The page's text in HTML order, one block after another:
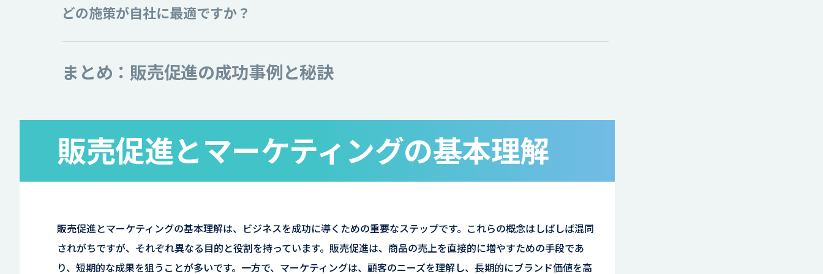
どの施策が自社に最適ですか？
まとめ：販売促進の成功事例と秘訣
販売促進とマーケティングの基本理解
販売促進とマーケティングの基本理解は、ビジネスを成功に導くための重要なステップです。これらの概念はしばしば混同
されがちですが、それぞれ異なる目的と役割を持っています。販売促進は、商品の売上を直接的に増やすための手段であ
り、短期的な成果を狙うことが多いです。一方で、マーケティングは、顧客のニーズを理解し、長期的にブランド価値を高